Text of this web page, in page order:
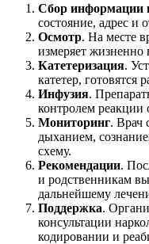
Сбор информации
состояние, адрес и
Осмотр. На месте
измеряет жизненно
Катетеризация.
катетер, готовятся
Инфузия.
контролем реакции
Мониторинг. Врач
дыханием,
схему.
Рекомендации.
и родственникам
дальнейшему
Поддержка.
консультации
кодировании и